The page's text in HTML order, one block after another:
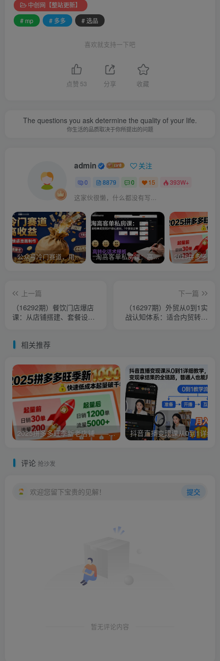
中创网【整站更新】
# mp
# 多多 # 选品
喜欢就支持一下吧
点赞 53 分享 收藏
The questions you ask determine the quality of your life.
你生活的品质取决于你所提出的问题
admin 关注
0 8879 0 15 393W+
这家伙很懒，什么都没有写...
公众号冷门赛道，用AI做情感漫画，7天开通流量主，操作简单，小白可玩 淘高客单私房课：高客单成交的3个核心基础，1个实操法宝
上一篇
（16292期）餐饮门店爆店
课：从店铺搭建、套餐设计
下一篇
（16297期）外贸从0到1实
战认知体系：适合内贸转外
相关推荐
2025拼多多旺季新老店铺——快速低成本起量破千单
评论 抢沙发
欢迎您留下宝贵的见解！ 提交
暂无评论内容